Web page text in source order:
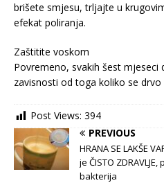
brišete smjesu, trljajte u
efekat poliranja.
Zaštitite voskom
Povremeno, svakih šest mjeseci
zavisnosti od toga koliko se
Post Views: 394
PREVIOUS
HRANA SE LAKŠE
je ČISTO
bakterija